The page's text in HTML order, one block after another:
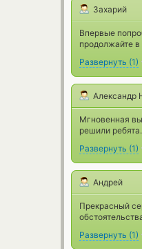
Захарий
Впервые
продолжайте
Развернуть (1)
Александр
Мгновенная
решили
Развернуть (1)
Андрей
Прекрасный
Развернуть (1)